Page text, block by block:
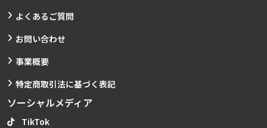
よくあるご質問
お問い合わせ
事業概要
特定商取引法に基づく表記
ソーシャルメディア
TikTok